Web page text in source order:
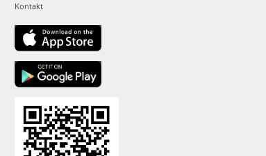
Kontakt